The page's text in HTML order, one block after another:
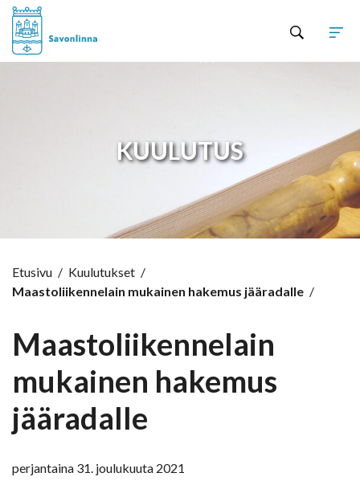
KUULUTUS
Etusivu / Kuulutukset /
Maastoliikennelain mukainen hakemus jääradalle /
Maastoliikennelain
mukainen hakemus
jääradalle
perjantaina 31. joulukuuta 2021